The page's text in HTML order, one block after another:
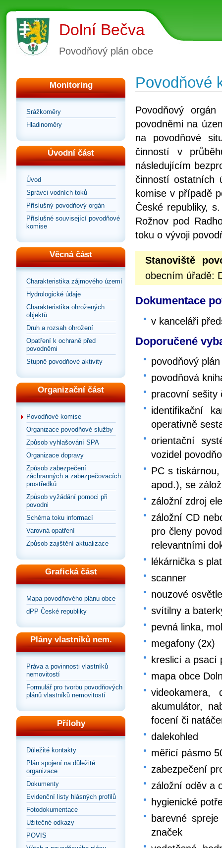
Dolní Bečva
Povodňový plán obce
Monitoring
Srážkoměry
Hladinoměry
Úvodní část
Úvod
Správci vodních toků
Příslušný povodňový orgán
Příslušné související povodňové
komise
Věcná část
Charakteristika zájmového území
Hydrologické údaje
Charakteristika ohrožených
objektů
Druh a rozsah ohrožení
Opatření k ochraně před
povodněmi
Stupně povodňové aktivity
Organizační část
Povodňové komise
Organizace povodňové služby
Způsob vyhlašování SPA
Organizace dopravy
Způsob zabezpečení
záchranných a zabezpečovacích
prostředků
Způsob vyžádání pomoci při
povodni
Schéma toku informací
Varovná opatření
Způsob zajištění aktualizace
Grafická část
Mapa povodňového plánu obce
dPP České republiky
Plány vlastníků nem.
Práva a povinnosti vlastníků
nemovitostí
Formulář pro tvorbu povodňových
plánů vlastníků nemovitostí
Přílohy
Důležité kontakty
Plán spojení na důležité
organizace
Dokumenty
Evidenční listy hlásných profilů
Fotodokumentace
Užitečné odkazy
POVIS
Povodňové
Povodňový
povodněmi na
na povodňové
činností v
následujícím
činností ostatních
komise v případě
České republiky,
Rožnov pod
toku o vývoji
Stanoviště
obecním úřadě:
Dokumentace
v kanceláři
Doporučené
povodňový plán
povodňová
pracovní sešity
identifikační
operativně
orientační
vozidel
PC s
apod.), se
záložní zdroj
záložní CD
pro členy
relevantními
lékárnička s
scanner
nouzové
svítilny a
pevná linka,
megafony (2x)
kreslicí a psací
mapa obce
akumulátor,
focení či
dalekohled
měřicí pásmo
zabezpečení
záložní oděv a
hygienické
barevné
značek